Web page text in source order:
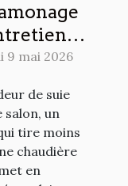
:
les
soi
9 mai 2026
de suie
salon, un
tire moins
chaudière
en